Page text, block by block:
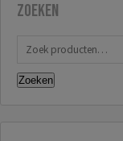
Zoeken
Zoeken